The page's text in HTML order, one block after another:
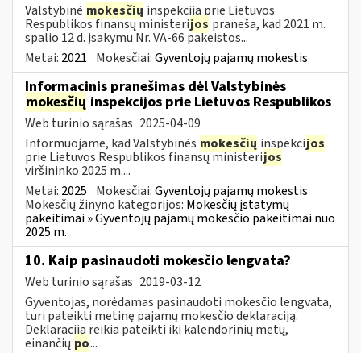
Valstybinė mokesčių inspekcija prie Lietuvos
Respublikos finansų ministerijos praneša, kad 2021 m.
spalio 12 d. įsakymu Nr. VA-66 pakeistos...
Metai: 2021 Mokesčiai:Gyventojų pajamų mokestis
Informacinis pranešimas dėl Valstybinės
mokesčių inspekcijos prie Lietuvos Respublikos
Web turinio sąrašas 2025-04-09
Informuojame, kad Valstybinės mokesčių inspekcijos
prie Lietuvos Respublikos finansų ministerijos
viršininko 2025 m....
Metai: 2025 Mokesčiai:Gyventojų pajamų mokestis
Mokesčių žinyno kategorijos: Mokesčių įstatymų
pakeitimai » Gyventojų pajamų mokesčio pakeitimai nuo
2025 m.
10. Kaip pasinaudoti mokesčio lengvata?
Web turinio sąrašas 2019-03-12
Gyventojas, norėdamas pasinaudoti mokesčio lengvata,
turi pateikti metinę pajamų mokesčio deklaraciją.
Deklaraciją reikia pateikti iki kalendorinių metų,
einančių po...